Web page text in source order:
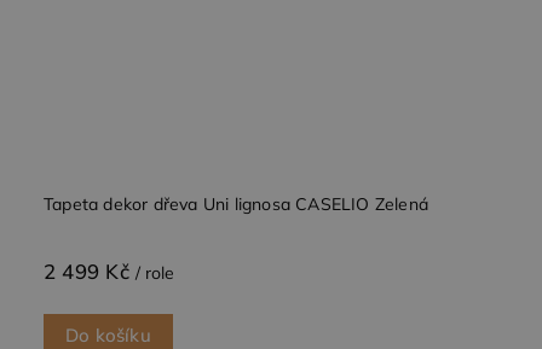
Tapeta dekor dřeva Uni lignosa CASELIO Zelená
2 499 Kč / role
Do košíku